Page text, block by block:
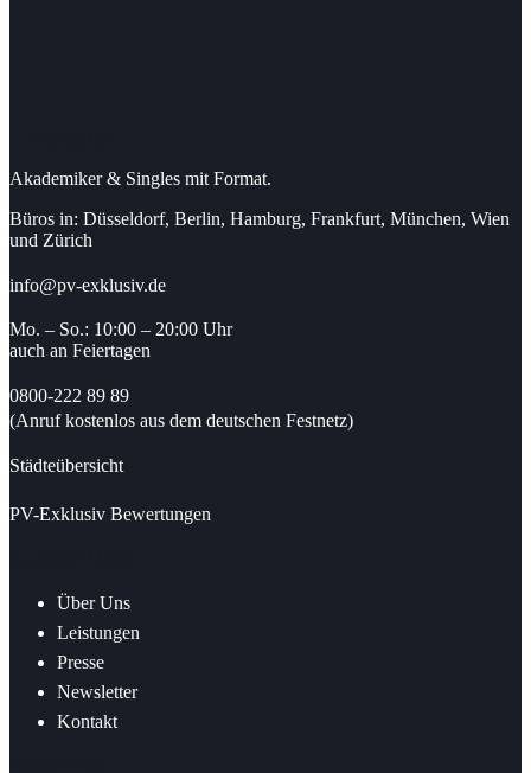
Akademiker & Singles mit Format.
Büros in: Düsseldorf, Berlin, Hamburg, Frankfurt, München, Wien
und Zürich
info@pv-exklusiv.de
Mo. – So.: 10:00 – 20:00 Uhr
auch an Feiertagen
0800-222 89 89
(Anruf kostenlos aus dem deutschen Festnetz)
Städteübersicht
PV-Exklusiv Bewertungen
Über Uns
Leistungen
Presse
Newsletter
Kontakt